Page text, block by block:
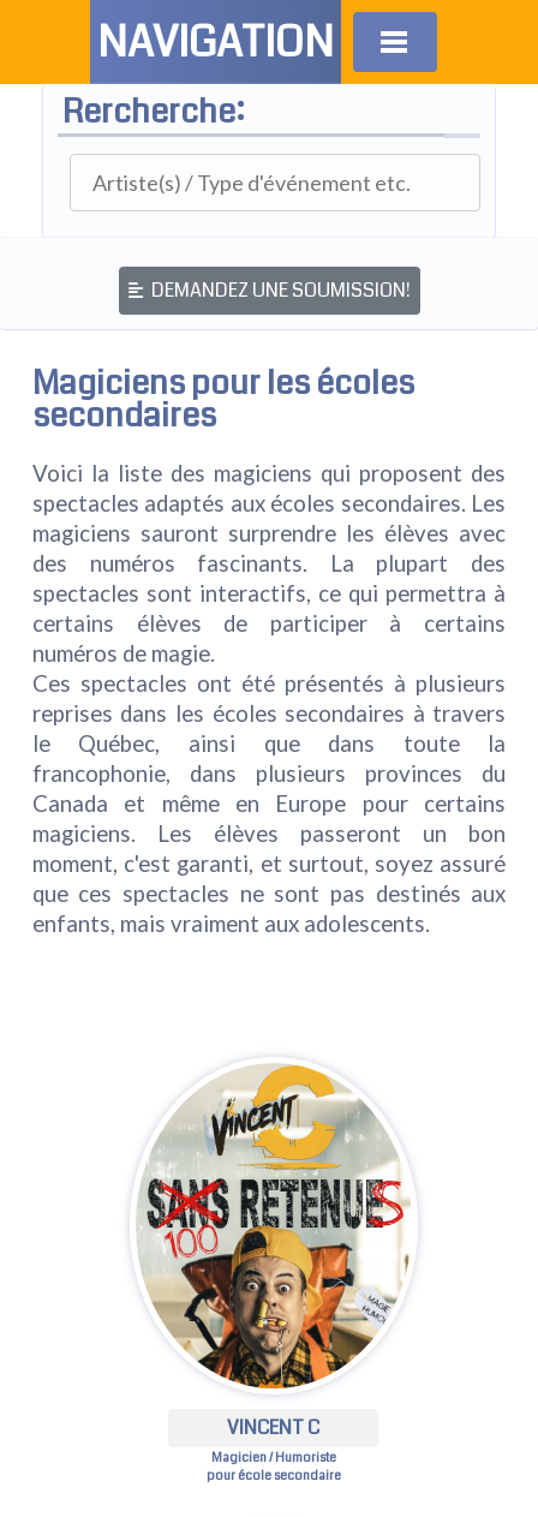
NAVIGATION
Rercherche:
DEMANDEZ UNE SOUMISSION!
Magiciens pour les écoles
secondaires
Voici la liste des magiciens qui proposent des
spectacles adaptés aux écoles secondaires. Les
magiciens sauront surprendre les élèves avec
des numéros fascinants. La plupart des
spectacles sont interactifs, ce qui permettra à
certains élèves de participer à certains
numéros de magie.
Ces spectacles ont été présentés à plusieurs
reprises dans les écoles secondaires à travers
le Québec, ainsi que dans toute la
francophonie, dans plusieurs provinces du
Canada et même en Europe pour certains
magiciens. Les élèves passeront un bon
moment, c'est garanti, et surtout, soyez assuré
que ces spectacles ne sont pas destinés aux
enfants, mais vraiment aux adolescents.
VINCENT C
Magicien / Humoriste
pour école secondaire